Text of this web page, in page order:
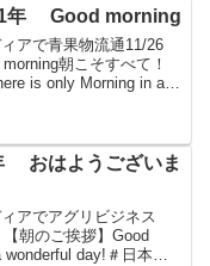
年 Good morning
アで青果物流通11/26
朝こそすべて！
is only Morning in all
はようございま
アでアグリビジネス
のご挨拶】Good
day!＃日本農